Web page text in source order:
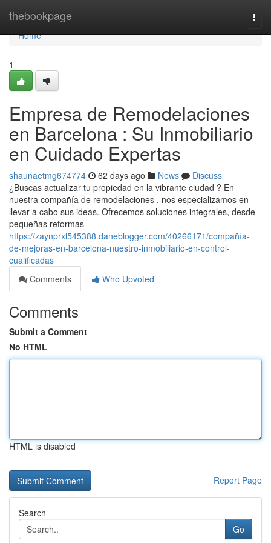
thebookpage
Home
Home
1
Empresa de Remodelaciones
en Barcelona : Su Inmobiliario
en Cuidado Expertas
shaunaetmg674774 62 days ago News
Discuss
¿Buscas actualizar tu propiedad en la vibrante ciudad ? En
nuestra compañía de remodelaciones , nos especializamos en
llevar a cabo sus ideas. Ofrecemos soluciones integrales, desde
pequeñas reformas
https://zaynprxl545388.daneblogger.com/40266171/compañía-
de-mejoras-en-barcelona-nuestro-inmobiliario-en-control-
cualificadas
Comments
Who Upvoted
Comments
Submit a Comment
No HTML
HTML is disabled
Report Page
Search
Go